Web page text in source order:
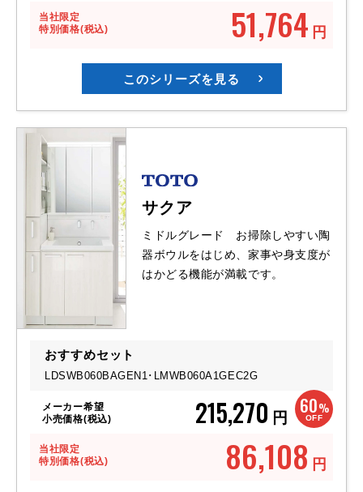
当社限定
特別価格(税込)
51,764 円
このシリーズを見る
サクア
ミドルグレード お掃除しやすい陶
器ボウルをはじめ、家事や身支度が
はかどる機能が満載です。
おすすめセット
LDSWB060BAGEN1･ LMWB060A1GEC2G
メーカー希望
小売価格(税込)
215,270 円
60%
OFF
当社限定
特別価格(税込)
86,108 円